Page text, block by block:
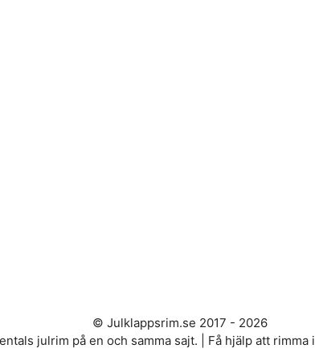
© Julklappsrim.se 2017 - 2026
julrim på en och samma sajt. | Få hjälp att rimma i